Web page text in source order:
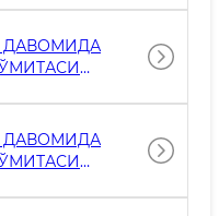
МАЪЛУМОТ
АМАЛГА
ДАВОМИДА
ДАВОМИДА
УЧУН